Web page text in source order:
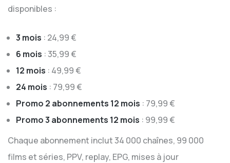
disponibles :
3 mois : 24,99 €
6 mois : 35,99 €
12 mois : 49,99 €
24 mois : 79,99 €
Promo 2 abonnements 12 mois : 79,99 €
Promo 3 abonnements 12 mois : 99,99 €
Chaque abonnement inclut 34 000 chaînes, 99 000
films et séries, PPV, replay, EPG, mises à jour